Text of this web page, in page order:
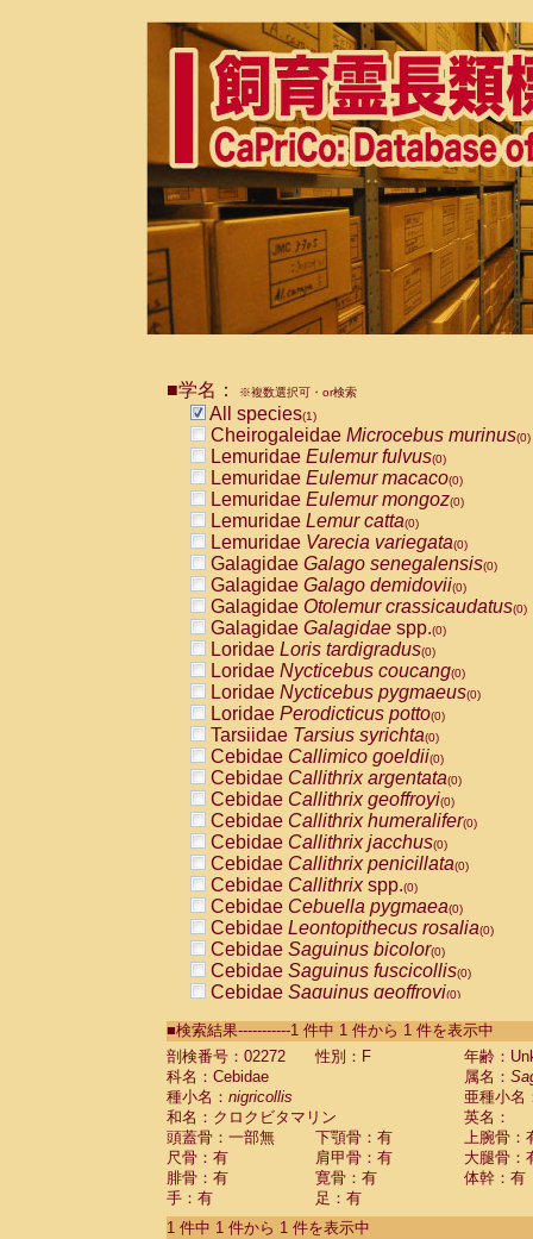
■学名： ※複数選択可・or検索
All species(1)
Cheirogaleidae Microcebus murinus(0)
Lemuridae Eulemur fulvus(0)
Lemuridae Eulemur macaco(0)
Lemuridae Eulemur mongoz(0)
Lemuridae Lemur catta(0)
Lemuridae Varecia variegata(0)
Galagidae Galago senegalensis(0)
Galagidae Galago demidovii(0)
Galagidae Otolemur crassicaudatus(0)
Galagidae Galagidae spp.(0)
Loridae Loris tardigradus(0)
Loridae Nycticebus coucang(0)
Loridae Nycticebus pygmaeus(0)
Loridae Perodicticus potto(0)
Tarsiidae Tarsius syrichta(0)
Cebidae Callimico goeldii(0)
Cebidae Callithrix argentata(0)
Cebidae Callithrix geoffroyi(0)
Cebidae Callithrix humeralifer(0)
Cebidae Callithrix jacchus(0)
Cebidae Callithrix penicillata(0)
Cebidae Callithrixspp.(0)
Cebidae Cebuella pygmaea(0)
Cebidae Leontopithecus rosalia(0)
Cebidae Saguinus bicolor(0)
Cebidae Saguinus fuscicollis(0)
Cebidae Saguinus geoffroyi(0)
CebidaeSaguinus labiatus(0)
Cebidae Saguinus leucopus (0)
Cebidae
CebidaeSaguinus mystax
CebidaeSaguinus nigricollis (1)
Cebidae Saguinus oedipus
Cebidae Saguinus weddelli
Cebidae Saguinusspp.
Cebidae Aotus trivirgatus
Cebidae Cebus albifrons
■検索結果-----------1 件中 1 件から 1 件を表示中
剖検番号：02272
性別：F
年齢：
科名：Cebidae
属名：
種小名： nigricollis
亜種小名
和名：クロクビタマリン
英名：
頭蓋骨：一部無
下顎骨：有
上腕骨：
尺骨：有
肩甲骨：有
大腿骨：
腓骨：有
寛骨：有
体幹：有
手：有
足：有
1 件中 1 件から 1 件を表示中